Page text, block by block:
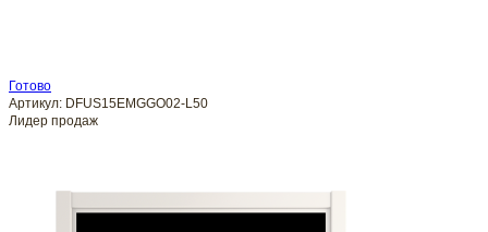
Готово
Артикул: DFUS15EMGGO02-L50
Лидер продаж